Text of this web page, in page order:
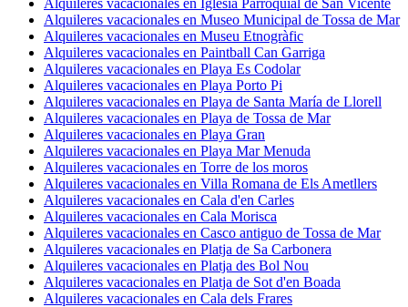
Alquileres vacacionales en Museo Municipal de Tossa de Mar
Alquileres vacacionales en Museu Etnogràfic
Alquileres vacacionales en Paintball Can Garriga
Alquileres vacacionales en Playa Es Codolar
Alquileres vacacionales en Playa Porto Pi
Alquileres vacacionales en Playa de Santa María de Llorell
Alquileres vacacionales en Playa de Tossa de Mar
Alquileres vacacionales en Playa Gran
Alquileres vacacionales en Playa Mar Menuda
Alquileres vacacionales en Torre de los moros
Alquileres vacacionales en Villa Romana de Els Ametllers
Alquileres vacacionales en Cala d'en Carles
Alquileres vacacionales en Cala Morisca
Alquileres vacacionales en Casco antiguo de Tossa de Mar
Alquileres vacacionales en Platja de Sa Carbonera
Alquileres vacacionales en Platja des Bol Nou
Alquileres vacacionales en Platja de Sot d'en Boada
Alquileres vacacionales en Cala dels Frares